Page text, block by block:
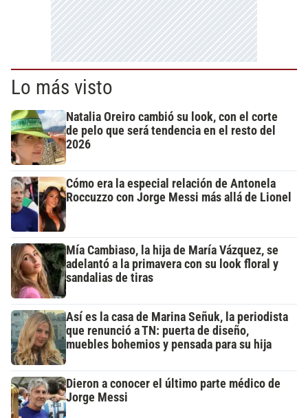
Lo más visto
Natalia Oreiro cambió su look, con el corte
de pelo que será tendencia en el resto del
2026
Cómo era la especial relación de Antonela
Roccuzzo con Jorge Messi más allá de Lionel
Mía Cambiaso, la hija de María Vázquez, se
adelantó a la primavera con su look floral y
sandalias de tiras
Así es la casa de Marina Señuk, la periodista
que renunció a TN: puerta de diseño,
muebles bohemios y pensada para su hija
Dieron a conocer el último parte médico de
Jorge Messi